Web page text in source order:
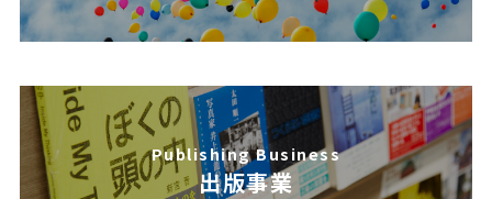
Publishing Business
出版事業